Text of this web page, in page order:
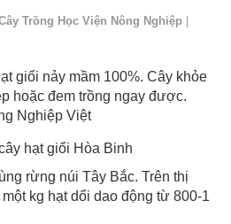
Trồng Học Viện Nông Nghiệp |
giổi nảy mầm 100%. Cây khỏe
hoặc đem trồng ngay được.
Nghiệp Việt
hạt giổi Hòa Binh
rừng núi Tây Bắc. Trên thị
kg hạt dổi dao động từ 800-1